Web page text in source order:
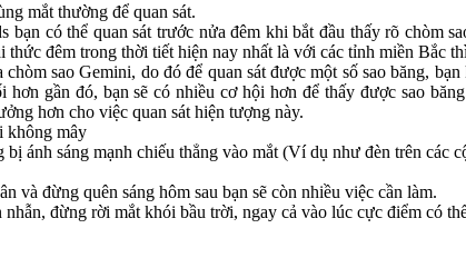
mắt thường để quan sát.
bạn có thể quan sát trước nửa đêm khi bắt đầu thấy rõ
đêm trong thời tiết hiện nay nhất là với các tỉnh miền Bắc
sao Gemini, do đó để quan sát được một số sao băng,
gần đó, bạn sẽ có nhiều cơ hội hơn để thấy được sao
hơn cho việc quan sát hiện tượng này.
không mây
ánh sáng mạnh chiếu thẳng vào mắt (Ví dụ như đèn trên
và đừng quên sáng hôm sau bạn sẽ còn nhiều việc cần làm.
đừng rời mắt khói bầu trời, ngay cả vào lúc cực điểm có